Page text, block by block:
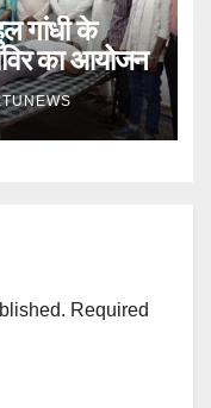
गांधी के
का आयोजन
Required